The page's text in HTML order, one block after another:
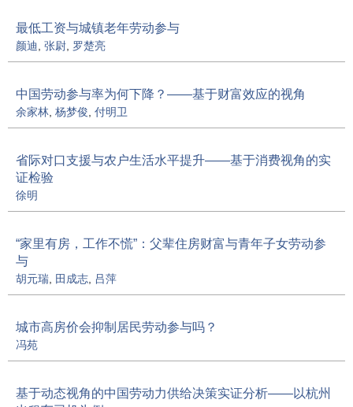
最低工资与城镇老年劳动参与
颜迪, 张尉, 罗楚亮
中国劳动参与率为何下降？——基于财富效应的视角
余家林, 杨梦俊, 付明卫
省际对口支援与农户生活水平提升——基于消费视角的实
证检验
徐明
“家里有房，工作不慌”：父辈住房财富与青年子女劳动参
与
胡元瑞, 田成志, 吕萍
城市高房价会抑制居民劳动参与吗？
冯苑
基于动态视角的中国劳动力供给决策实证分析——以杭州